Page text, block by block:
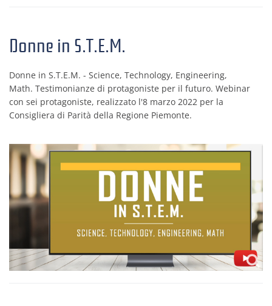
Donne in S.T.E.M.
Donne in S.T.E.M. - Science, Technology, Engineering,
Math. Testimonianze di protagoniste per il futuro. Webinar
con sei protagoniste, realizzato l'8 marzo 2022 per la
Consigliera di Parità della Regione Piemonte.